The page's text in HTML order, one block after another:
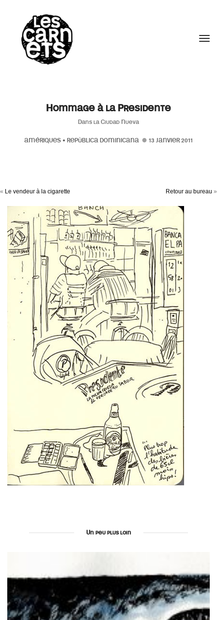
Hommage à la Presidente
Dans la Ciudad Nueva
AMÉRIQUES • REPÙBLICA DOMINICANA 13 JANVIER 2011
« Le vendeur à la cigarette Retour au bureau »
Un peu plus loin